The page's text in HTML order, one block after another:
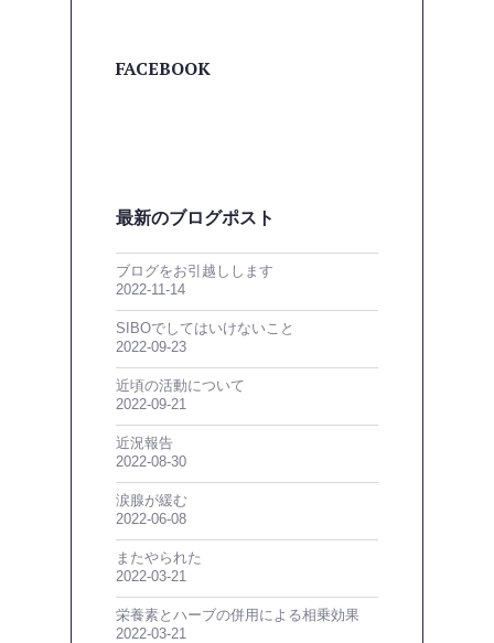
FACEBOOK
最新のブログポスト
ブログをお引越しします
2022-11-14
SIBOでしてはいけないこと
2022-09-23
近頃の活動について
2022-09-21
近況報告
2022-08-30
涙腺が緩む
2022-06-08
またやられた
2022-03-21
栄養素とハーブの併用による相乗効果
2022-03-21